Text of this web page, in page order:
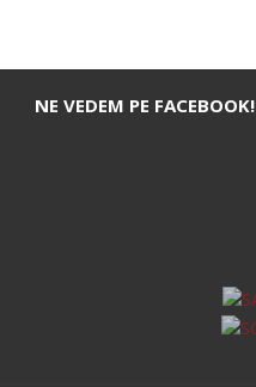
NE VEDEM PE FACEBOOK!